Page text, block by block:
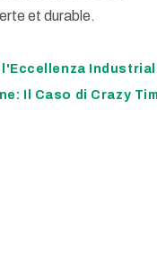
et durable.
l'Eccellenza
Il Caso di Crazy